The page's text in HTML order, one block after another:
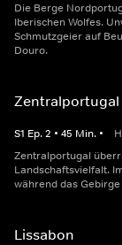
Die Berge
Iberischen Wolfes.
Schmutzgeier auf
Douro.
Zentralportugal
S1 Ep.2 • 45 Min. •
Zentralportugal
Landschaftsvielfalt.
während das
Lissabon